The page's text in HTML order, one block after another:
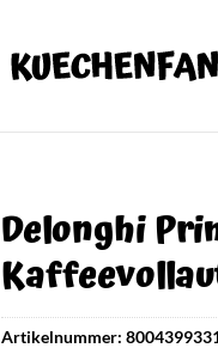
Delonghi
Artikelnummer: